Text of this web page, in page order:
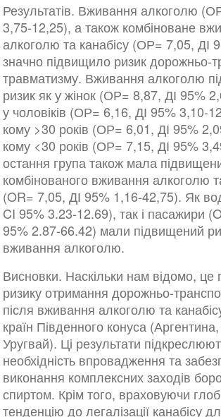
Результатів. Вживання алкоголю
3,75-12,25), а також комбіноване
алкоголю та канабісу (ОР= 7,05, ДІ
значно підвищило ризик дорожньо-
травматизму. Вживання алкоголю
ризик як у жінок (ОР= 8,87, ДІ 95%
у чоловіків (ОР= 6,16, ДІ 95% 3,10-
кому >30 років (ОР= 6,01, ДІ 95%
кому <30 років (ОР= 7,15, ДІ 95%
остання група також мала
комбінованого вживання алкоголю
(OR= 7,05, ДІ 95% 1,16-42,75). Як
CI 95% 3.23-12.69), так і пасажири
95% 2.87-66.42) мали підвищений
вживання алкоголю.
Висновки. Наскільки нам відомо, це
ризику отримання дорожньо-
після вживання алкоголю та
країн Південного конуса
Уругвай). Ці результати
необхідність впровадження та
виконання комплексних заходів
спиртом. Крім того, враховуючи
тенденцію до легалізації канабісу